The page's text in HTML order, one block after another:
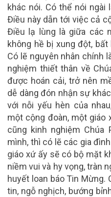
khác nói. Có thể nói ngài
Điều này dẫn tới việc cả
Điều lạ lùng là giữa các
không hề bị xung đột,
Có lẽ nguyên nhân chính
nghiệm thiết thân về
được hoán cải, trở nên
dễ dàng đón nhận sự
với nỗi yếu hèn của
một cộng đoàn, một giáo
cũng kinh nghiệm Chúa
mình, thì có lẽ các gia
giáo xứ ấy sẽ có bộ mặt
niềm vui và hy vọng, tràn
huyết loan báo Tin Mừng.
tin, ngỗ nghịch, bướng